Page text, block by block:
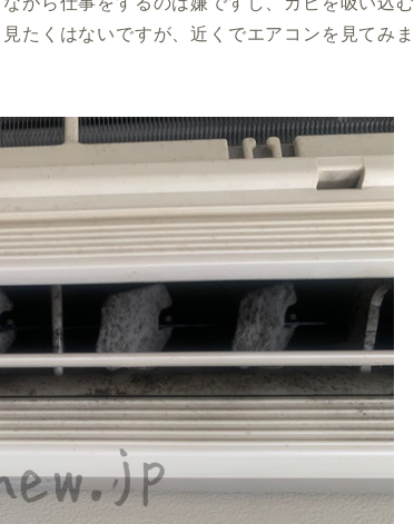
たくはないですが、近くでエアコンを見てみま